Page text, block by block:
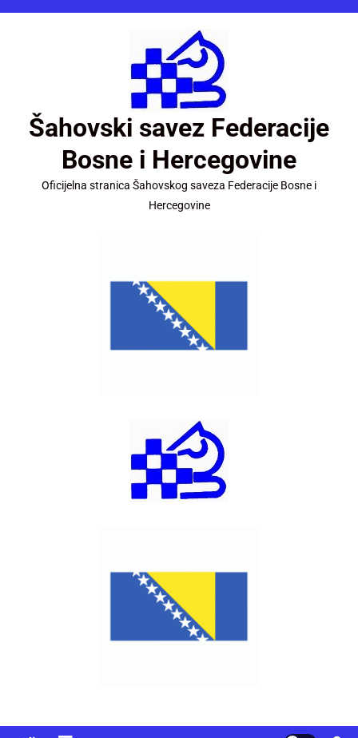
Šahovski savez Federacije
Bosne i Hercegovine
Oficijelna stranica Šahovskog saveza Federacije Bosne i
Hercegovine